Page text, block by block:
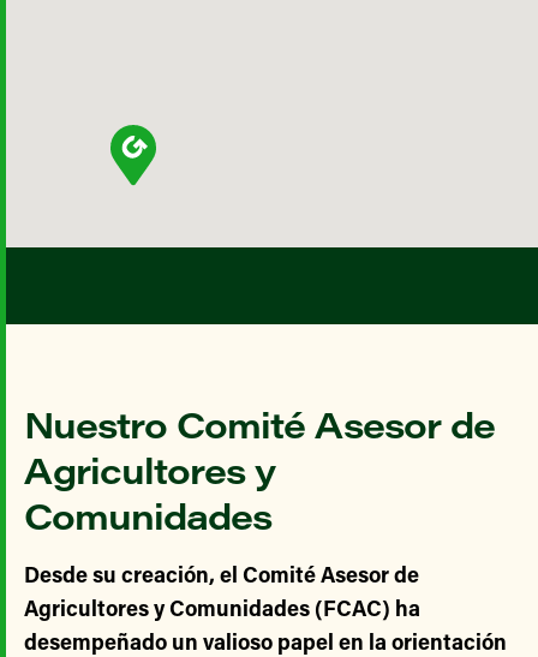
Nuestro Comité Asesor de
Agricultores y
Comunidades
Desde su creación, el Comité Asesor de
Agricultores y Comunidades (FCAC) ha
desempeñado un valioso papel en la orientación